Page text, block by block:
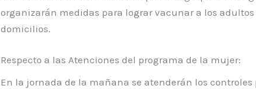
organizarán medidas para lograr vacunar a los adultos
domicilios.
Respecto a las Atenciones del programa de la mujer:
En la jornada de la mañana se atenderán los controles